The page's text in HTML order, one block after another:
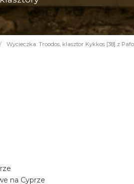
/ Wycieczka: Troodos, klasztor Kykkos [38] z
na Cyprze